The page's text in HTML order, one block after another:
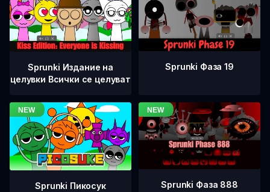
Sprunki Издание на
целувки Всички се целуват
Sprunki Фаза 19
Sprunki Пикосук Sprunki Фаза 888